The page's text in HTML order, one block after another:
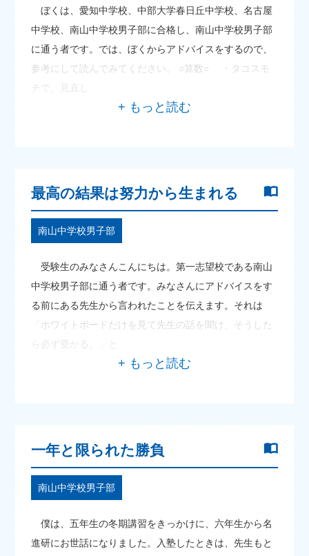
ぼくは、愛知中学校、中部大学春日丘中学校、名古屋
中学校、南山中学校男子部に合格し、南山中学校男子部
に通う者です。では、ぼくからアドバイスをするので、
参考にして読んでみてください。 ○算数○ ・タコスモ
チで、見直し
最高の結果は努力から生まれる
南山中学校男子部
受験生のみなさんこんにちは。第一志望校である南山
中学校男子部に通う者です。みなさんにアドバイスをす
る前にある先生から言われたことを伝えます。それは
「ホワイトボードだけを見て先生の話を聞け、そうした
ら必ず受かる。」と
一年と限られた勝負
南山中学校男子部
僕は、五年生の冬期講習をきっかけに、六年生から名
進研にお世話になりました。入塾したときは、先生もと